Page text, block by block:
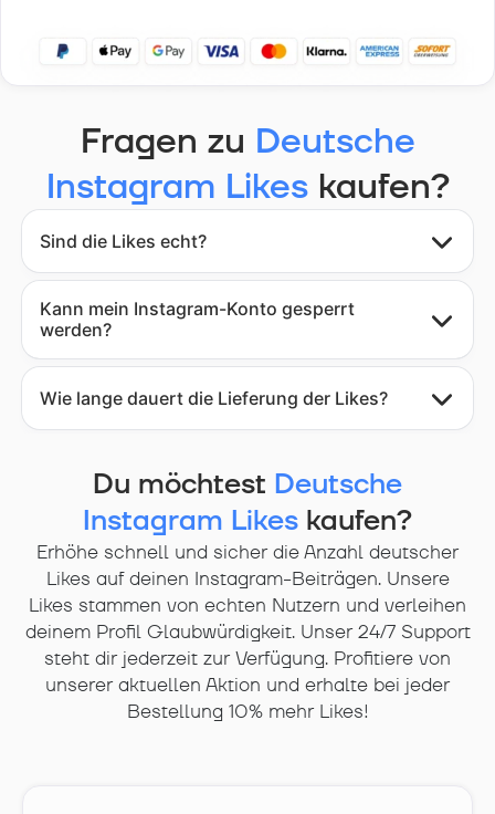
Fragen zu Deutsche
Instagram Likeskaufen?
Sind die Likes echt?
Kann mein Instagram-Konto gesperrt
werden?
Wie lange dauert die Lieferung der Likes?
Du möchtest Deutsche
Instagram Likes kaufen?
Erhöhe schnell und sicher die Anzahl deutscher
Likes auf deinen Instagram-Beiträgen. Unsere
Likes stammen von echten Nutzern und verleihen
deinem Profil Glaubwürdigkeit. Unser 24/7 Support
steht dir jederzeit zur Verfügung. Profitiere von
unserer aktuellen Aktion und erhalte bei jeder
Bestellung 10% mehr Likes!